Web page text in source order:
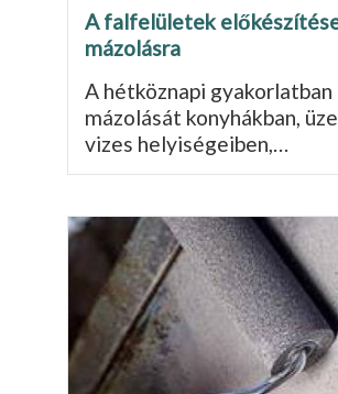
A falfelületek
mázolásra
A hétköznapi gyakorlatban
mázolását konyhákban,
vizes helyiségeiben,…